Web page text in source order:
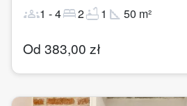
groups1 -4bed2bathtub1 square_foot 50 m²
Od 383,00 zł